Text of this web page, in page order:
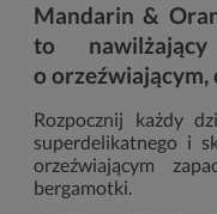
Mandarin &
to
o orzeźwiającym,
Rozpocznij każdy
superdelikatnego i
orzeźwiającym
bergamotki.